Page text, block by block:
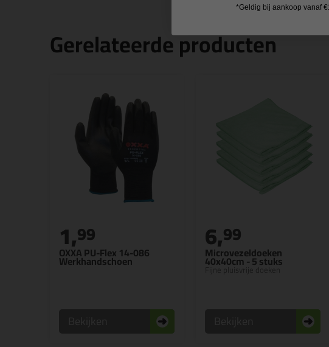
Gerelateerde producten
OXXA PU-Flex 14-086
Werkhandschoen
1,99
Microvezeldoeken
40x40cm - 5 stuks
Fijne pluisvrije doeken
6,99
*Geldig bij aankoop vanaf